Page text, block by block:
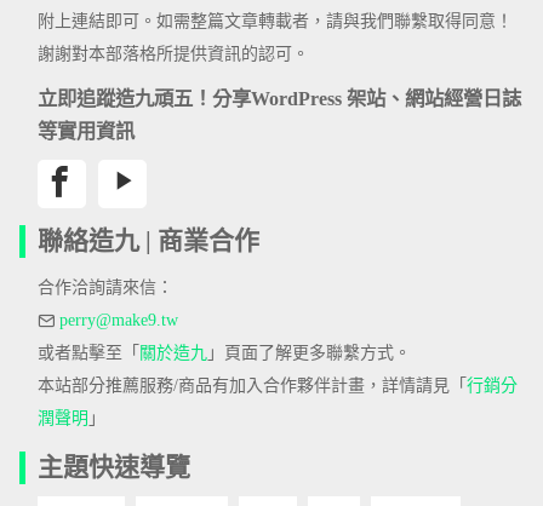
附上連結即可。如需整篇文章轉載者，請與我們聯繫取得同意！
謝謝對本部落格所提供資訊的認可。
立即追蹤造九頑五！分享WordPress 架站、網站經營日誌
等實用資訊
聯絡造九 | 商業合作
合作洽詢請來信：
perry@make9.tw
或者點擊至「 關於造九 」頁面了解更多聯繫方式。
本站部分推薦服務/商品有加入合作夥伴計畫，詳情請見「 行銷分
潤聲明 」
主題快速導覽